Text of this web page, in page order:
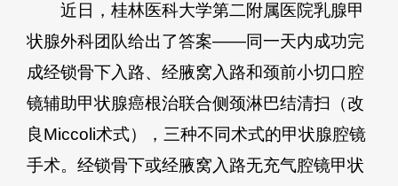
近日，桂林医科大学第二附属医院乳腺甲
状腺外科团队给出了答案——同一天内成功完
成经锁骨下入路、经腋窝入路和颈前小切口腔
镜辅助甲状腺癌根治联合侧颈淋巴结清扫（改
良Miccoli术式），三种不同术式的甲状腺腔镜
手术。经锁骨下或经腋窝入路无充气腔镜甲状